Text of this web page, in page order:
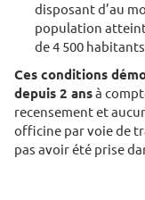
disposant d’au
population
de 4 500
Ces conditions
depuis 2 ansà
recensement et
officine par voie de
pas avoir été prise